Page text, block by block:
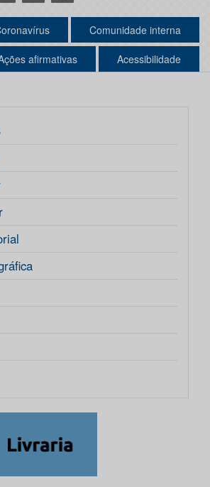
Comunidade interna
afirmativas Acessibilidade